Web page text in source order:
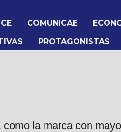
COMUNICAE
PROTAGONISTAS
la marca con